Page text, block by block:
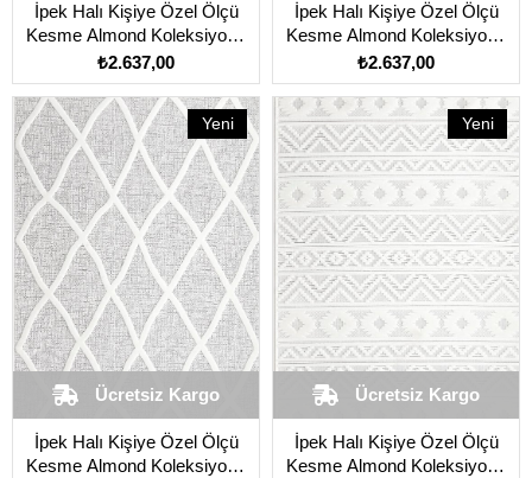
İpek Halı Kişiye Özel Ölçü
Kesme Almond Koleksiyonu
11402 Gri
₺2.637,00
İpek Halı Kişiye Özel Ölçü
Kesme Almond Koleksiyonu
11404 Krem
₺2.637,00
İpek Halı Kişiye Özel Ölçü
Kesme Almond Koleksiyonu
Ücretsiz Kargo
Yeni
Ürün
İpek Halı Kişiye Özel Ölçü
Kesme Almond Koleksiyonu
Ücretsiz Kargo
Yeni
Ürün